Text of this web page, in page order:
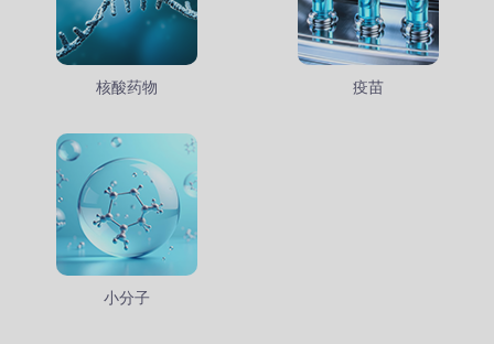
核酸药物 疫苗
小分子